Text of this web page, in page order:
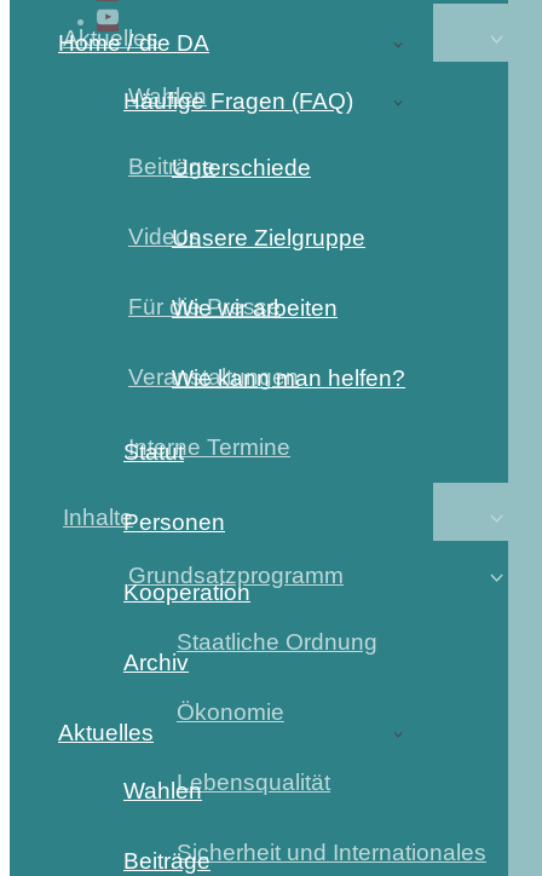
Aktuelles
Wahlen
Beiträge
Videos
Für die Presse
Veranstaltungen
Interne Termine
Inhalte
Grundsatzprogramm
Staatliche Ordnung
Ökonomie
Lebensqualität
Sicherheit und Internationales
Home / die DA
Häufige Fragen (FAQ)
Unterschiede
Unsere Zielgruppe
Wie wir arbeiten
Wie kann man helfen?
Statut
Personen
Kooperation
Archiv
Aktuelles
Wahlen
Beiträge